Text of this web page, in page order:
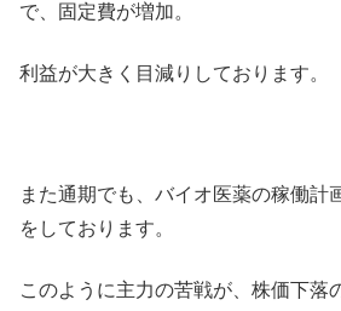
で、固定費が増加。
利益が大きく目減りしております。
また通期でも、バイオ医薬の稼働計
をしております。
このように主力の苦戦が、株価下落